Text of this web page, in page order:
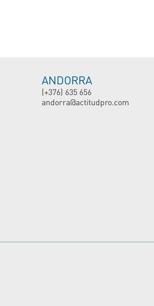
ANDORRA
(+376) 635 656
andorra@actitudpro.com